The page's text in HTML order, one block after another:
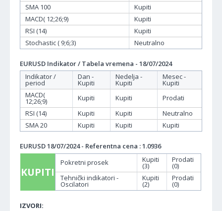
SMA 100
Kupiti
MACD( 12;26;9)
Kupiti
RSI (14)
Kupiti
Stochastic ( 9;6;3)
Neutralno
EURUSD Indikator / Tabela vremena - 18/07/2024
Indikator /
period
Dan -
Kupiti
Nedelja -
Kupiti
Mesec -
Kupiti
MACD(
12;26;9) Kupiti Kupiti
Prodati
RSI (14)
Kupiti Kupiti
Neutralno
SMA 20
Kupiti Kupiti Kupiti
EURUSD 18/07/2024 - Referentna cena : 1.0936
KUPITI
Pokretni prosek Kupiti
(3)
Prodati
(0)
Tehnički indikatori -
Oscilatori
Kupiti
(2)
Prodati
(0)
IZVORI: